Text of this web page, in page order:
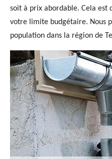
soit à prix abordable. Cela est
votre limite budgétaire. Nous
population dans la région de